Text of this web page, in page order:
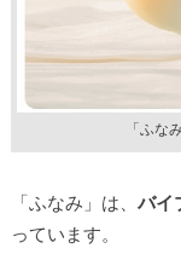
「ふな
「ふなみ」は、 バイ
っています。